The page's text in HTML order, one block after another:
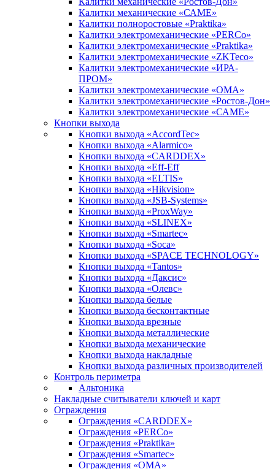
Калитки механические «САМЕ»
Калитки полноростовые «Praktika»
Калитки электромеханические «PERCo»
Калитки электромеханические «Praktika»
Калитки электромеханические «ZKTeco»
Калитки электромеханические «ИРА-
ПРОМ»
Калитки электромеханические «ОМА»
Калитки электромеханические «Ростов-Дон»
Калитки электромеханические «САМЕ»
Кнопки выхода
Кнопки выхода «AccordTec»
Кнопки выхода «Alarmico»
Кнопки выхода «CARDDEX»
Кнопки выхода «Eff-Eff
Кнопки выхода «ELTIS»
Кнопки выхода «Hikvision»
Кнопки выхода «JSB-Systems»
Кнопки выхода «ProxWay»
Кнопки выхода «SLINEX»
Кнопки выхода «Smartec»
Кнопки выхода «Soca»
Кнопки выхода «SPACE TECHNOLOGY»
Кнопки выхода «Tantos»
Кнопки выхода «Даксис»
Кнопки выхода «Олевс»
Кнопки выхода белые
Кнопки выхода бесконтактные
Кнопки выхода врезные
Кнопки выхода металлические
Кнопки выхода механические
Кнопки выхода накладные
Кнопки выхода различных производителей
Контроль периметра
Альтоника
Накладные считыватели ключей и карт
Ограждения
Ограждения «CARDDEX»
Ограждения «PERCo»
Ограждения «Praktika»
Ограждения «Smartec»
Ограждения «ОМА»